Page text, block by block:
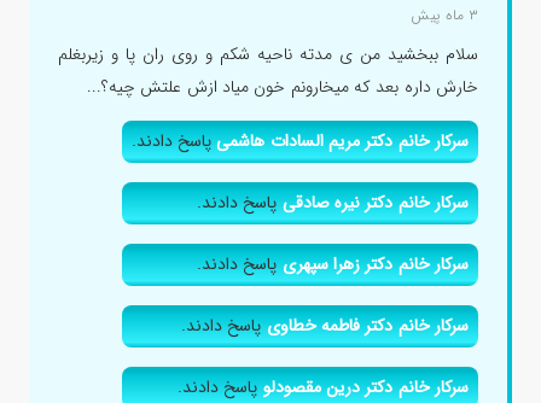
۳ ماه پیش
سلام ببخشید من ی مدته ناحیه شکم و روی ران پا و زیربغلم
خارش داره بعد که میخارونم خون میاد ازش علتش چیه؟...
سرکار خانم دکتر مریم السادات هاشمیپاسخ دادند.
سرکار خانم دکتر نیره صادقیپاسخ دادند.
سرکار خانم دکتر زهرا سپهریپاسخ دادند.
سرکار خانم دکتر فاطمه خطاویپاسخ دادند.
سرکار خانم دکتر درین مقصودلوپاسخ دادند.